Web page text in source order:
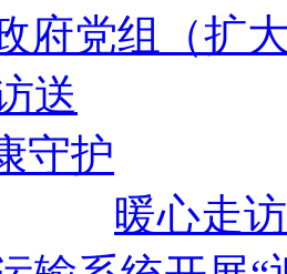
府党组（扩
暖心走